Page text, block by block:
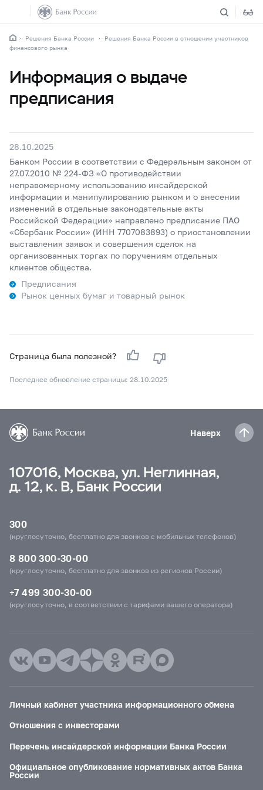
Решения Банка России
Решения Банка России в отношении участников
финансового рынка
Информация о выдаче
предписания
28.10.2025
Банком России в соответствии с Федеральным законом от
27.07.2010 № 224-ФЗ «О противодействии
неправомерному использованию инсайдерской
информации и манипулированию рынком и о внесении
изменений в отдельные законодательные акты
Российской Федерации» направлено предписание ПАО
«Сбербанк России» (ИНН 7707083893) о приостановлении
выставления заявок и совершения сделок на
организованных торгах по поручениям отдельных
клиентов общества.
Предписания
Рынок ценных бумаг и товарный рынок
Страница была полезной?
Последнее обновление страницы: 28.10.2025
Наверх
107016, Москва, ул. Неглинная,
д. 12, к. В, Банк России
300
(круглосуточно, бесплатно для звонков с мобильных телефонов)
8 800 300-30-00
(круглосуточно, бесплатно для звонков из регионов России)
+7 499 300-30-00
(круглосуточно, в соответствии с тарифами вашего оператора)
Личный кабинет участника информационного обмена
Отношения с инвесторами
Перечень инсайдерской информации Банка России
Официальное опубликование нормативных актов Банка
России